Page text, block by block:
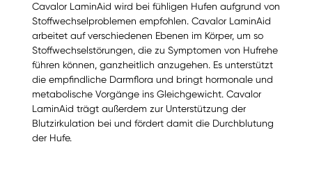
Cavalor LaminAid wird bei fühligen Hufen aufgrund von
Stoffwechselproblemen empfohlen. Cavalor LaminAid
arbeitet auf verschiedenen Ebenen im Körper, um so
Stoffwechselstörungen, die zu Symptomen von Hufrehe
führen können, ganzheitlich anzugehen. Es unterstützt
die empfindliche Darmflora und bringt hormonale und
metabolische Vorgänge ins Gleichgewicht. Cavalor
LaminAid trägt außerdem zur Unterstützung der
Blutzirkulation bei und fördert damit die Durchblutung
der Hufe.